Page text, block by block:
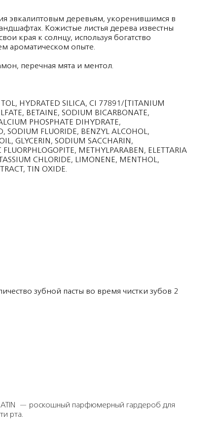
эвкалиптовым деревьям, укоренившимся в
Кожистые листья дерева известны
края к солнцу, используя богатство
ароматическом опыте.
перечная мята и ментол.
HYDRATED SILICA, CI 77891/[TITANIUM
BETAINE, SODIUM BICARBONATE,
PHOSPHATE DIHYDRATE,
SODIUM FLUORIDE, BENZYL ALCOHOL,
GLYCERIN, SODIUM SACCHARIN,
METHYLPARABEN, ELETTARIA
CHLORIDE, LIMONENE, MENTHOL,
TIN OXIDE.
зубной пасты во время чистки зубов 2
— роскошный парфюмерный гардероб для
рта.